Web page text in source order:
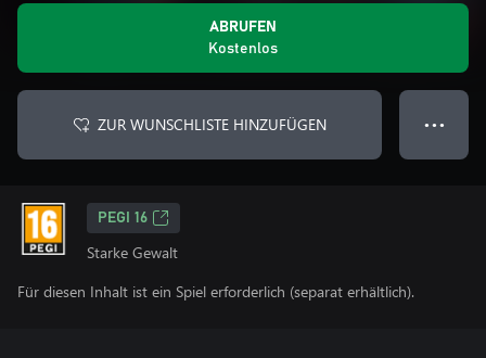
ABRUFEN
Kostenlos
ZUR WUNSCHLISTE HINZUFÜGEN ● ● ●
PEGI 16
Starke Gewalt
Für diesen Inhalt ist ein Spiel erforderlich (separat erhältlich).